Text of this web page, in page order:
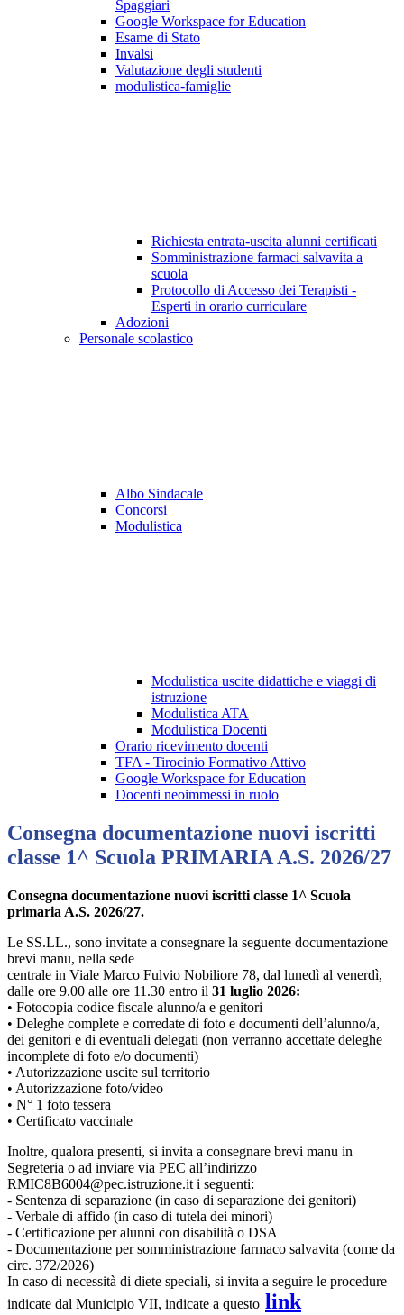
Spaggiari
Google Workspace for Education
Esame di Stato
Invalsi
Valutazione degli studenti
modulistica-famiglie
Richiesta entrata-uscita alunni certificati
Somministrazione farmaci salvavita a
scuola
Protocollo di Accesso dei Terapisti -
Esperti in orario curriculare
Adozioni
Personale scolastico
Albo Sindacale
Concorsi
Modulistica
Modulistica uscite didattiche e viaggi di
istruzione
Modulistica ATA
Modulistica Docenti
Orario ricevimento docenti
TFA - Tirocinio Formativo Attivo
Google Workspace for Education
Docenti neoimmessi in ruolo
Consegna documentazione nuovi iscritti
classe 1^ Scuola PRIMARIA A.S. 2026/27
Consegna documentazione nuovi iscritti classe 1^ Scuola
primaria A.S. 2026/27.
Le SS.LL., sono invitate a consegnare la seguente documentazione
brevi manu, nella sede
centrale in Viale Marco Fulvio Nobiliore 78, dal lunedì al venerdì,
dalle ore 9.00 alle ore 11.30 entro il 31 luglio 2026:
• Fotocopia codice fiscale alunno/a e genitori
• Deleghe complete e corredate di foto e documenti dell’alunno/a,
dei genitori e di eventuali delegati (non verranno accettate deleghe
incomplete di foto e/o documenti)
• Autorizzazione uscite sul territorio
• Autorizzazione foto/video
• N° 1 foto tessera
• Certificato vaccinale
Inoltre, qualora presenti, si invita a consegnare brevi manu in
Segreteria o ad inviare via PEC all’indirizzo
RMIC8B6004@pec.istruzione.it i seguenti:
- Sentenza di separazione (in caso di separazione dei genitori)
- Verbale di affido (in caso di tutela dei minori)
- Certificazione per alunni con disabilità o DSA
- Documentazione per somministrazione farmaco salvavita (come da
circ. 372/2026)
In caso di necessità di diete speciali, si invita a seguire le procedure
indicate dal Municipio VII, indicate a questo link